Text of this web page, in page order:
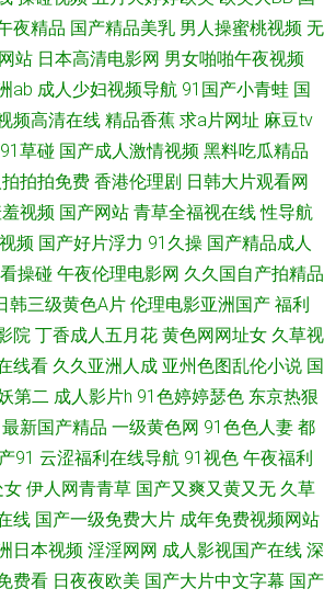
拍二区 成人A√ 午夜伦理电影 国产精品一二 影音
久 91国产福利在线 久草成人在线视频 操熟女视频
东方AV在线观看 91大神调教偷偷 毛片网站麻豆一
韩亚洲精品在线 a片电影影音先锋 婷婷五月天色
兽 午夜韩国区二区 九9伊人网 91国产白丝 久草视
蕉污蜜桃 91色猫 欧美福利在线 肏亚洲综合社区
产av 91色金典 视频福利91三级国产 国产黄在线免
久精品一本 AV大香蕉久久草 91av足交 久草视频
片 亚洲国产成人综合 欧韩免费视频 91原创观频在
岛国大片 男女一级a黄 91在线超碰 三级AVV 不卡
夜精品 国产精品美乳 男人操蜜桃视频 无
站 日本高清电影网 男女啪啪午夜视频
ab 成人少妇视频导航 91国产小青蛙 国
频高清在线 精品香蕉 求a片网址 麻豆tv
91草碰 国产成人激情视频 黑料吃瓜精品
拍拍免费 香港伦理剧 日韩大片观看网
视频 国产网站 青草全福视在线 性导航
频 国产好片浮力 91久操 国产精品成人
操碰 午夜伦理电影网 久久国自产拍精品
韩三级黄色A片 伦理电影亚洲国产 福利
院 丁香成人五月花 黄色网网址女 久草视
线看 久久亚洲人成 亚州色图乱伦小说 国
第二 成人影片h 91色婷婷瑟色 东京热狠
新国产精品 一级黄色网 91色色人妻 都
91 云涩福利在线导航 91视色 午夜福利
女 伊人网青青草 国产又爽又黄又无 久草
线 国产一级免费大片 成年免费视频网站
日本视频 淫淫网网 成人影视国产在线 深
费看 日夜夜欧美 国产大片中文字幕 国产